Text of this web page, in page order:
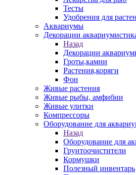
Тесты
Удобрения для
Аквариумы
Декорации
Назад
Декорации
Гроты,камни
Растения,коряги
Фон
Живые растения
Живые рыбы, амфибии
Живые улитки
Компрессоры
Оборудование для
Назад
Оборудование для
Грунтоочистители
Кормушки
Полезный инвентарь